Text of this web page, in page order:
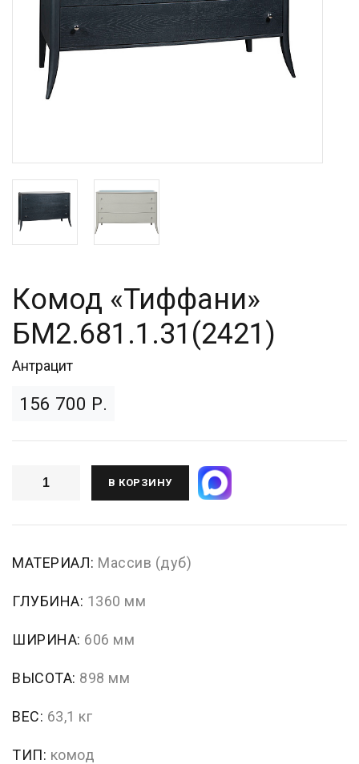
Комод «Тиффани»
БМ2.681.1.31(2421)
Антрацит
156 700 Р.
В КОРЗИНУ
МАТЕРИАЛ: Массив (дуб)
ГЛУБИНА: 1360 мм
ШИРИНА: 606 мм
ВЫСОТА: 898 мм
ВЕС: 63,1 кг
ТИП: комод